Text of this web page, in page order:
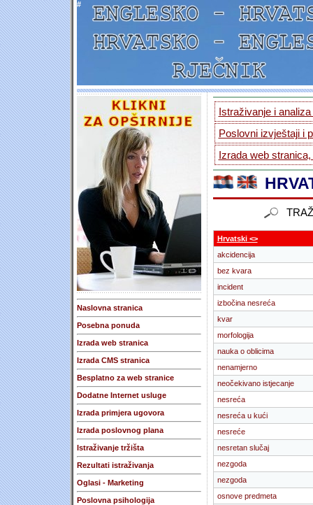
#
Naslovna stranica
Posebna ponuda
Izrada web stranica
Izrada CMS stranica
Besplatno za web stranice
Dodatne Internet usluge
Izrada primjera ugovora
Izrada poslovnog plana
Istraživanje tržišta
Rezultati istraživanja
Oglasi - Marketing
Poslovna psihologija
Istraživanje i
Poslovni izvještaji i
Izrada web
Hrvatski <>
akcidencija
bez kvara
incident
izbočina nesreća
kvar
morfologija
nauka o oblicima
nenamjerno
neočekivano istjecanje
nesreća
nesreća u kući
nesreće
nesretan slučaj
nezgoda
nezgoda
osnove predmeta